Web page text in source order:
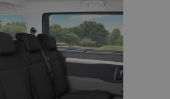
lista
desideri